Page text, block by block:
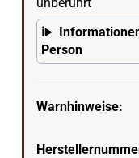
Person
Warnhinweise: